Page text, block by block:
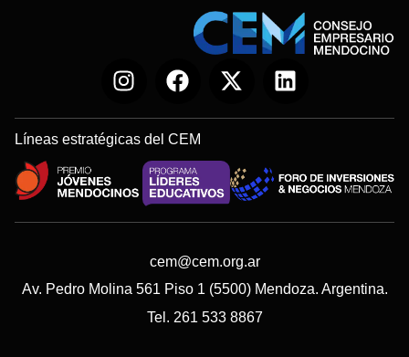
Líneas estratégicas del CEM
cem@cem.org.ar
Av. Pedro Molina 561 Piso 1 (5500) Mendoza. Argentina.
Tel. 261 533 8867